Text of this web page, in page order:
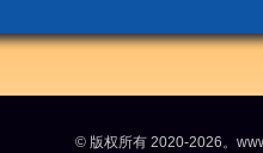
© 版权所有 2020-2026。